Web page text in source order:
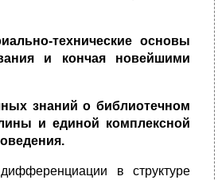
технические основы
и кончая новейшими
знаний о библиотечном
и единой комплексной
в структуре